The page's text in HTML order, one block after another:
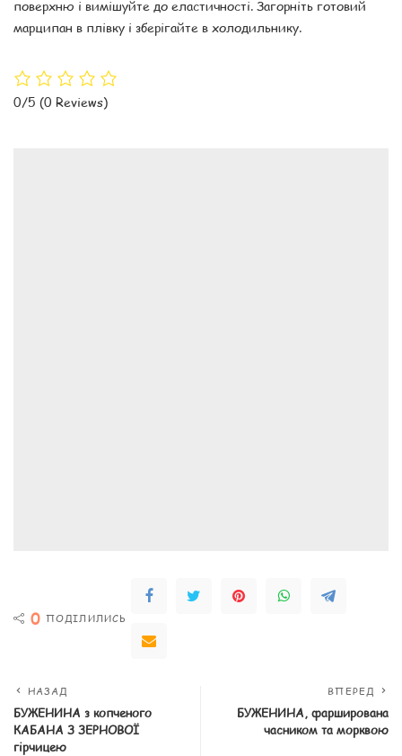
поверхню і вимішуйте до еластичності. Загорніть готовий
марципан в плівку і зберігайте в холодильнику.
0/5 (0 Reviews)
0 ПОДІЛИЛИСЬ
НАЗАД
БУЖЕНИНА з копченого
КАБАНА З ЗЕРНОВОЇ
гірчицею
ВПЕРЕД
БУЖЕНИНА, фарширована
часником та морквою